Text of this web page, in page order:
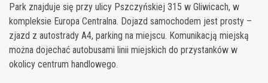
Park znajduje się przy ulicy Pszczyńskiej 315 w Gliwicach, w
kompleksie Europa Centralna. Dojazd samochodem jest prosty –
zjazd z autostrady A4, parking na miejscu. Komunikacją miejską
można dojechać autobusami linii miejskich do przystanków w
okolicy centrum handlowego.